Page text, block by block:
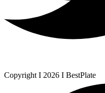
Copyright I 2026 I BestPlate